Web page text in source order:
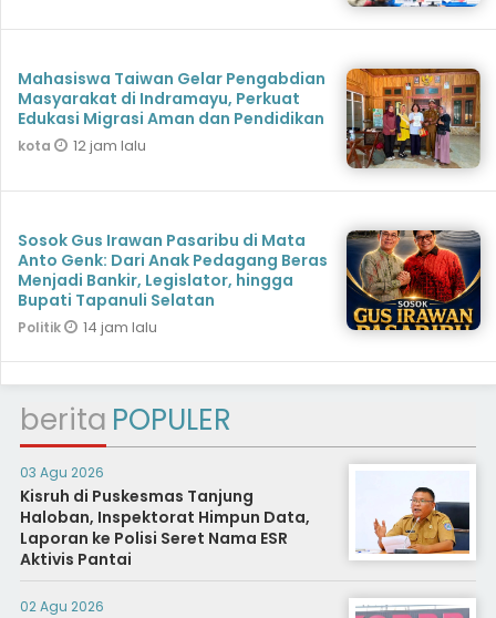
Mahasiswa Taiwan Gelar Pengabdian
Masyarakat di Indramayu, Perkuat
Edukasi Migrasi Aman dan Pendidikan
kota 12 jam lalu
Sosok Gus Irawan Pasaribu di Mata
Anto Genk: Dari Anak Pedagang Beras
Menjadi Bankir, Legislator, hingga
Bupati Tapanuli Selatan
Politik 14 jam lalu
berita POPULER
03 Agu 2026
Kisruh di Puskesmas Tanjung
Haloban, Inspektorat Himpun Data,
Laporan ke Polisi Seret Nama ESR
Aktivis Pantai
02 Agu 2026